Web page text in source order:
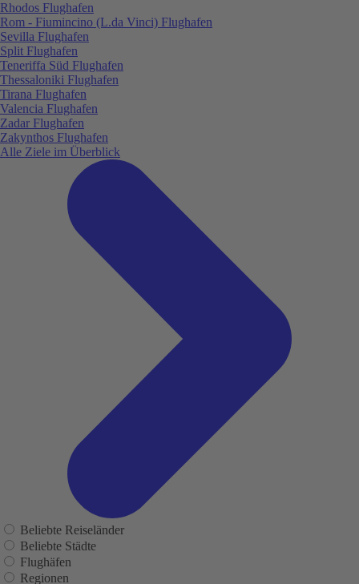
Rhodos Flughafen
Rom - Fiumincino (L.da Vinci) Flughafen
Sevilla Flughafen
Split Flughafen
Teneriffa Süd Flughafen
Thessaloniki Flughafen
Tirana Flughafen
Valencia Flughafen
Zadar Flughafen
Zakynthos Flughafen
Alle Ziele im Überblick
Beliebte Reiseländer
Beliebte Städte
Flughäfen
Regionen